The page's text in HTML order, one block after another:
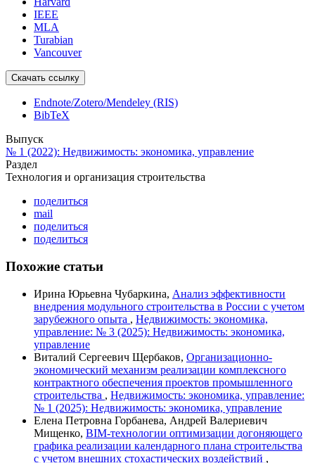
IEEE
MLA
Turabian
Vancouver
Скачать ссылку
Endnote/Zotero/Mendeley (RIS)
BibTeX
Выпуск
№ 1 (2022): Недвижимость: экономика, управление
Раздел
Технология и организация строительства
поделиться
mail
поделиться
поделиться
Похожие статьи
Ирина Юрьевна Чубаркина, Анализ эффективности
внедрения модульного строительства в России с учетом
зарубежного опыта , Недвижимость: экономика,
управление: № 3 (2025): Недвижимость: экономика,
управление
Виталий Сергеевич Щербаков, Организационно-
экономический механизм реализации комплексного
контрактного обеспечения проектов промышленного
строительства , Недвижимость: экономика, управление:
№ 1 (2025): Недвижимость: экономика, управление
Елена Петровна Горбанева, Андрей Валериевич
Мищенко, BIM-технологии оптимизации догоняющего
графика реализации календарного плана строительства
с учетом внешних стохастических воздействий ,